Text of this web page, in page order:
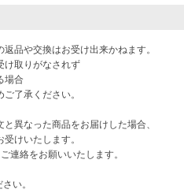
品や交換はお受け出来かねます。
け取りがなされず
場合
了承ください。
異なった商品をお届けした場合、
けいたします。
連絡をお願いいたします。
い。